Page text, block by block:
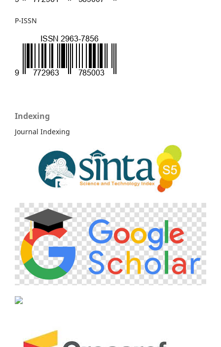
P-ISSN
Indexing
Journal Indexing